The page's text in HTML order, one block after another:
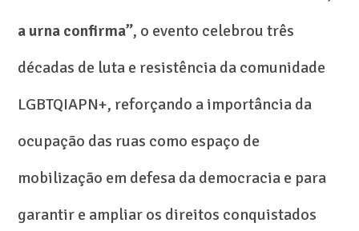
a urna confirma”, o evento celebrou três
décadas de luta e resistência da comunidade
LGBTQIAPN+, reforçando a importância da
ocupação das ruas como espaço de
mobilização em defesa da democracia e para
garantir e ampliar os direitos conquistados